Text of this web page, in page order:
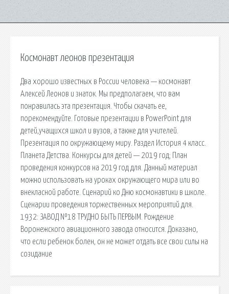
Космонавт леонов презентация
Два хорошо известных в России человека — космонавт
Алексей Леонов и знаток. Мы предполагаем, что вам
понравилась эта презентация. Чтобы скачать ее,
порекомендуйте. Готовые презентации в PowerPoint для
детей,учащихся школ и вузов, а также для учителей.
Презентация по окружающему миру. Раздел История 4 класс.
Планета Детства. Конкурсы для детей — 2019 год; План
проведения конкурсов на 2019 год для. Данный материал
можно использовать на уроках окружающего мира или во
внекласной работе. Сценарий ко Дню космонавтики в школе.
Сценарии проведения торжественных мероприятий для.
1932: ЗАВОД №18 ТРУДНО БЫТЬ ПЕРВЫМ. Рождение
Воронежского авиационного завода относится. Доказано,
что если ребенок болен, он не может отдать все свои силы на
созидание